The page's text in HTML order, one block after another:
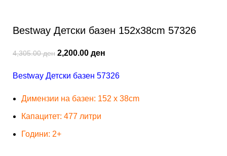
Bestway Детски базен 152x38cm 57326
4,305.00ден 2,200.00 ден
Bestway Детски базен 57326
Димензии на базен: 152 x 38cm
Капацитет: 477 литри
Години: 2+